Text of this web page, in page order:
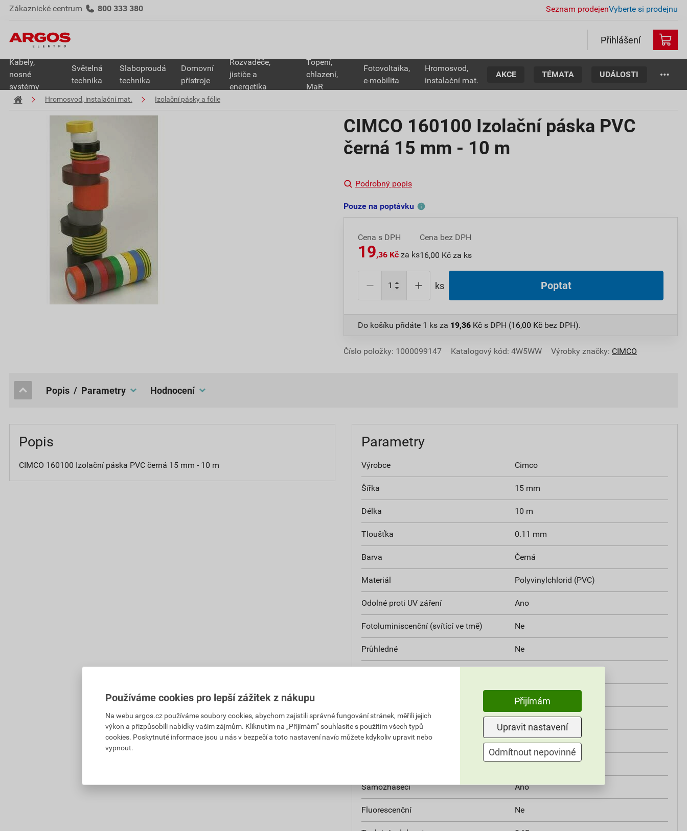
Zákaznické centrum 800 333 380 Seznam prodejenVyberte si prodejnu
Přihlášení
Kabely,
nosné
systémy
Světelná
technika
Slaboproudá
technika
Domovní
přístroje
Rozvaděče,
jističe a
energetika
Topení,
chlazení,
MaR
Fotovoltaika,
e-mobilita
Hromosvod,
instalační mat.
AKCE TÉMATA UDÁLOSTI
Hromosvod, instalační mat. Izolační pásky a fólie
CIMCO 160100 Izolační páska PVC
černá 15 mm - 10 m
Podrobný popis
Pouze na poptávku
Cena s DPH
19,36 Kč za ks
Cena bez DPH
16,00 Kč za ks
ks Poptat
Do košíku přidáte 1 ks za 19,36 Kč s DPH (16,00 Kč bez DPH).
Číslo položky: 1000099147 Katalogový kód: 4W5WW Výrobky značky: CIMCO
popis / Parametry hodnocení
Popis
CIMCO 160100 Izolační páska PVC černá 15 mm - 10 m
Parametry
Výrobce Cimco
Šířka 15 mm
Délka 10 m
Tloušťka 0.11 mm
Barva Černá
Materiál Polyvinylchlorid (PVC)
Odolné proti UV záření Ano
Fotoluminiscenční (svítící ve tmě) Ne
Průhledné Ne
Vhodné pro vysoké napětí Ne
Izolační Ano
Ne
Samozhášecí Ano
Fluorescenční Ne
Používáme cookies pro lepší zážitek z nákupu
Na webu argos.cz používáme soubory cookies, abychom zajistili správné fungování stránek, měřili jejich
výkon a přizpůsobili nabídky vašim zájmům. Kliknutím na „Přijímám“ souhlasíte s použitím všech typů
cookies. Poskytnuté informace jsou u nás v bezpečí a toto nastavení navíc můžete kdykoliv upravit nebo
vypnout.
Přijímám
Upravit nastavení
Odmítnout nepovinné